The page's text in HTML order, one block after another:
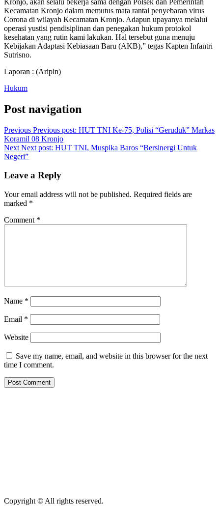
Kecamatan Kronjo dalam memutus mata rantai penyebaran virus
Corona di wilayah Kecamatan Kronjo. Adapun upayanya melalui
operasi yustisi pendisiplinan dan penegakan hukum protokol
kesehatan yang rutin kami lakukan. Hal tersebut guna menuju
Kebijakan Adaptasi Kebiasaan Baru (AKB),” tegas Kapten Infantri
Sutrisno.
Laporan : (Aripin)
Hukum
Post navigation
Previous Previous post: HUT TNI Ke-75, Polisi “Geruduk” Markas
Koramil 08 Kronjo
Next Next post: HUT TNI, Muspika Baros “Bersinergi Untuk
Negeri”
Leave a Reply
Your email address will not be published. Required fields are
marked *
Comment *
Name *
Email *
Website
Save my name, email, and website in this browser for the next
time I comment.
Copyright © All rights reserved.